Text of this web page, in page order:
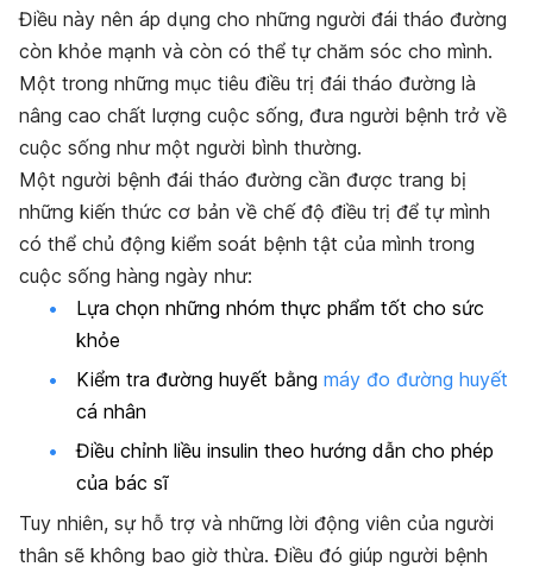
Điều này nên áp dụng cho những người đái tháo đường
còn khỏe mạnh và còn có thể tự chăm sóc cho mình.
Một trong những mục tiêu điều trị đái tháo đường là
nâng cao chất lượng cuộc sống, đưa người bệnh trở về
cuộc sống như một người bình thường.
Một người bệnh đái tháo đường cần được trang bị
những kiến thức cơ bản về chế độ điều trị để tự mình
có thể chủ động kiểm soát bệnh tật của mình trong
cuộc sống hàng ngày như:
Lựa chọn những nhóm thực phẩm tốt cho sức
khỏe
Kiểm tra đường huyết bằng máy đo đường huyết
cá nhân
Điều chỉnh liều insulin theo hướng dẫn cho phép
của bác sĩ
Tuy nhiên, sự hỗ trợ và những lời động viên của người
thân sẽ không bao giờ thừa. Điều đó giúp người bệnh